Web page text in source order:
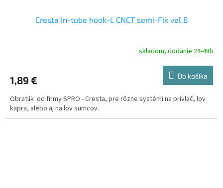
Cresta In-tube hook-L CNCT semi-Fix veľ.8
skladom, dodanie 24-48h
1,89 € Do košíka
Obratlík od firmy SPRO - Cresta, pre rôzne systémi na prívlač, lov
kapra, alebo aj na lov sumcov.